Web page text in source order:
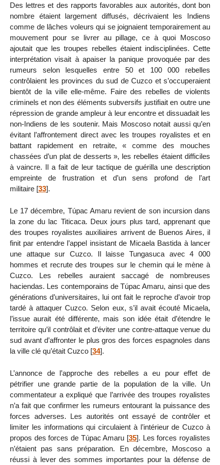
Des lettres et des rapports favorables aux autorités, dont bon
nombre étaient largement diffusés, décrivaient les Indiens
comme de lâches voleurs qui se joignaient temporairement au
mouvement pour se livrer au pillage, ce à quoi Moscoso
ajoutait que les troupes rebelles étaient indisciplinées. Cette
interprétation visait à apaiser la panique provoquée par des
rumeurs selon lesquelles entre 50 et 100 000 rebelles
contrôlaient les provinces du sud de Cuzco et s’occuperaient
bientôt de la ville elle-même. Faire des rebelles de violents
criminels et non des éléments subversifs justifiait en outre une
répression de grande ampleur à leur encontre et dissuadait les
non-Indiens de les soutenir. Mais Moscoso notait aussi qu’en
évitant l’affrontement direct avec les troupes royalistes et en
battant rapidement en retraite, « comme des mouches
chassées d’un plat de desserts », les rebelles étaient difficiles
à vaincre. Il a fait de leur tactique de guérilla une description
empreinte de frustration et d’un sens profond de l’art
militaire [33].
Le 17 décembre, Túpac Amaru revient de son incursion dans
la zone du lac Titicaca. Deux jours plus tard, apprenant que
des troupes royalistes auxiliaires arrivent de Buenos Aires, il
finit par entendre l’appel insistant de Micaela Bastida à lancer
une attaque sur Cuzco. Il laisse Tungasuca avec 4 000
hommes et recrute des troupes sur le chemin qui le mène à
Cuzco. Les rebelles auraient saccagé de nombreuses
haciendas. Les contemporains de Túpac Amaru, ainsi que des
générations d’universitaires, lui ont fait le reproche d’avoir trop
tardé à attaquer Cuzco. Selon eux, s’il avait écouté Micaela,
l’issue aurait été différente, mais son idée était d’étendre le
territoire qu’il contrôlait et d’éviter une contre-attaque venue du
sud avant d’affronter le plus gros des forces espagnoles dans
la ville clé qu’était Cuzco [34].
L’annonce de l’approche des rebelles a eu pour effet de
pétrifier une grande partie de la population de la ville. Un
commentateur a expliqué que l’arrivée des troupes royalistes
n’a fait que confirmer les rumeurs entourant la puissance des
forces adverses. Les autorités ont essayé de contrôler et
limiter les informations qui circulaient à l’intérieur de Cuzco à
propos des forces de Túpac Amaru [35]. Les forces royalistes
n’étaient pas sans préparation. En décembre, Moscoso a
réussi à lever des sommes importantes pour la défense de